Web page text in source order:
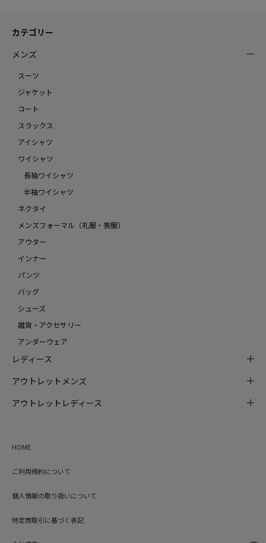
カテゴリー
メンズ
スーツ
ジャケット
コート
スラックス
アイシャツ
ワイシャツ
長袖ワイシャツ
半袖ワイシャツ
ネクタイ
メンズフォーマル（礼服・喪服）
アウター
インナー
パンツ
バッグ
シューズ
雑貨・アクセサリー
アンダーウェア
レディース
アウトレットメンズ
アウトレットレディース
HOME
ご利用規約について
個人情報の取り扱いについて
特定商取引に基づく表記